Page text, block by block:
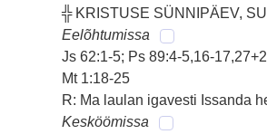
╬ KRISTUSE SÜNNIPÄEV,
Eelõhtumissa
Js 62:1-5; Ps 89:4-5,16-
Mt 1:18-25
R: Ma laulan igavesti Issanda
Kesköömissa